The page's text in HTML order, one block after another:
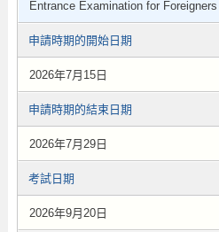
Entrance Examination for Foreigners
申請時期的開始日期
2026年7月15日
申請時期的結束日期
2026年7月29日
考試日期
2026年9月20日